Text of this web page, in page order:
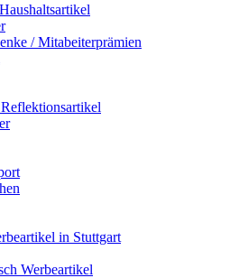
/ Mitabeiterprämien
in Stuttgart
Werbeartikel